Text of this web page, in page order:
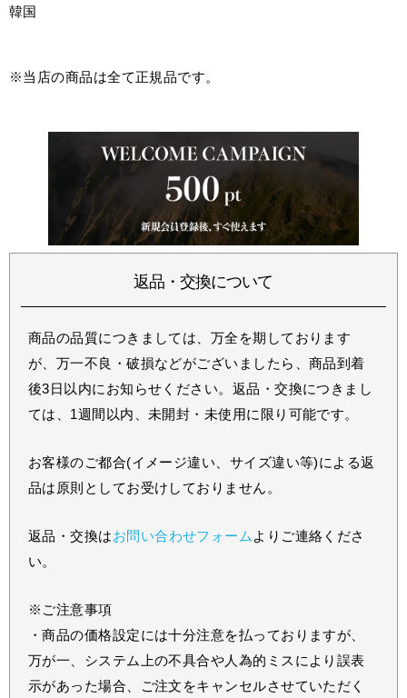
韓国
※当店の商品は全て正規品です。
返品・交換について
商品の品質につきましては、万全を期しております
が、万一不良・破損などがございましたら、商品到着
後3日以内にお知らせください。返品・交換につきまし
ては、1週間以内、未開封・未使用に限り可能です。
お客様のご都合(イメージ違い、サイズ違い等)による返
品は原則としてお受けしておりません。
返品・交換はお問い合わせフォーム よりご連絡くださ
い。
※ご注意事項
・商品の価格設定には十分注意を払っておりますが、
万が一、システム上の不具合や人為的ミスにより誤表
示があった場合、ご注文をキャンセルさせていただく